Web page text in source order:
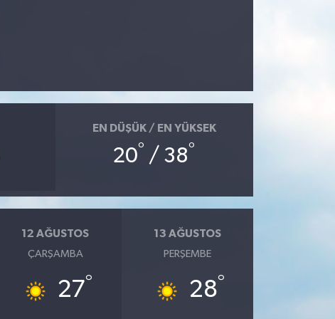
EN DÜŞÜK / EN YÜKSEK
20° / 38°
12 AĞUSTOS
ÇARŞAMBA
27°
13 AĞUSTOS
PERŞEMBE
28°